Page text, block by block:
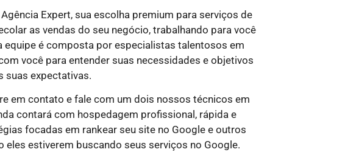
Expert, sua escolha premium para serviços de
as vendas do seu negócio, trabalhando para você
equipe é composta por especialistas talentosos em
você para entender suas necessidades e objetivos
suas expectativas.
em contato e fale com um dois nossos técnicos em
contará com hospedagem profissional, rápida e
focadas em rankear seu site no Google e outros
estiverem buscando seus serviços no Google.